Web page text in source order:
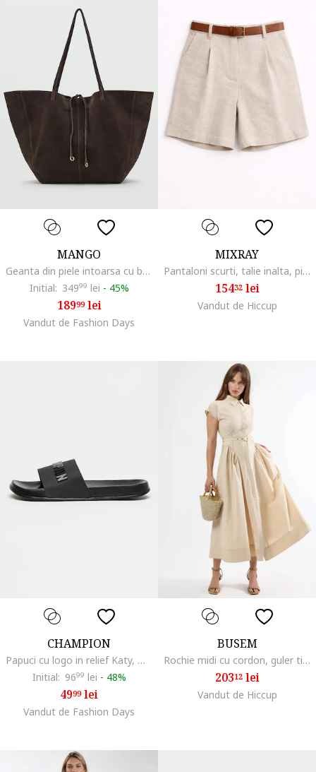
MANGO
Geanta din piele intoarsa cu bareta de umar si model uni, Maro
Initial: 34999 lei - 45%
18999lei
Vandut de Fashion Days
MIXRAY
Pantaloni scurti, talie inalta, picior larg, natural, bumbac
15432lei
Vandut de Hiccup
CHAMPION
Papuci cu logo in relief Katy, Negru antracit
Initial: 9699 lei - 48%
4999lei
Vandut de Fashion Days
BUSEM
Rochie midi cu cordon, guler tip camasa, bej, bumbac si poliester
20312lei
Vandut de Hiccup